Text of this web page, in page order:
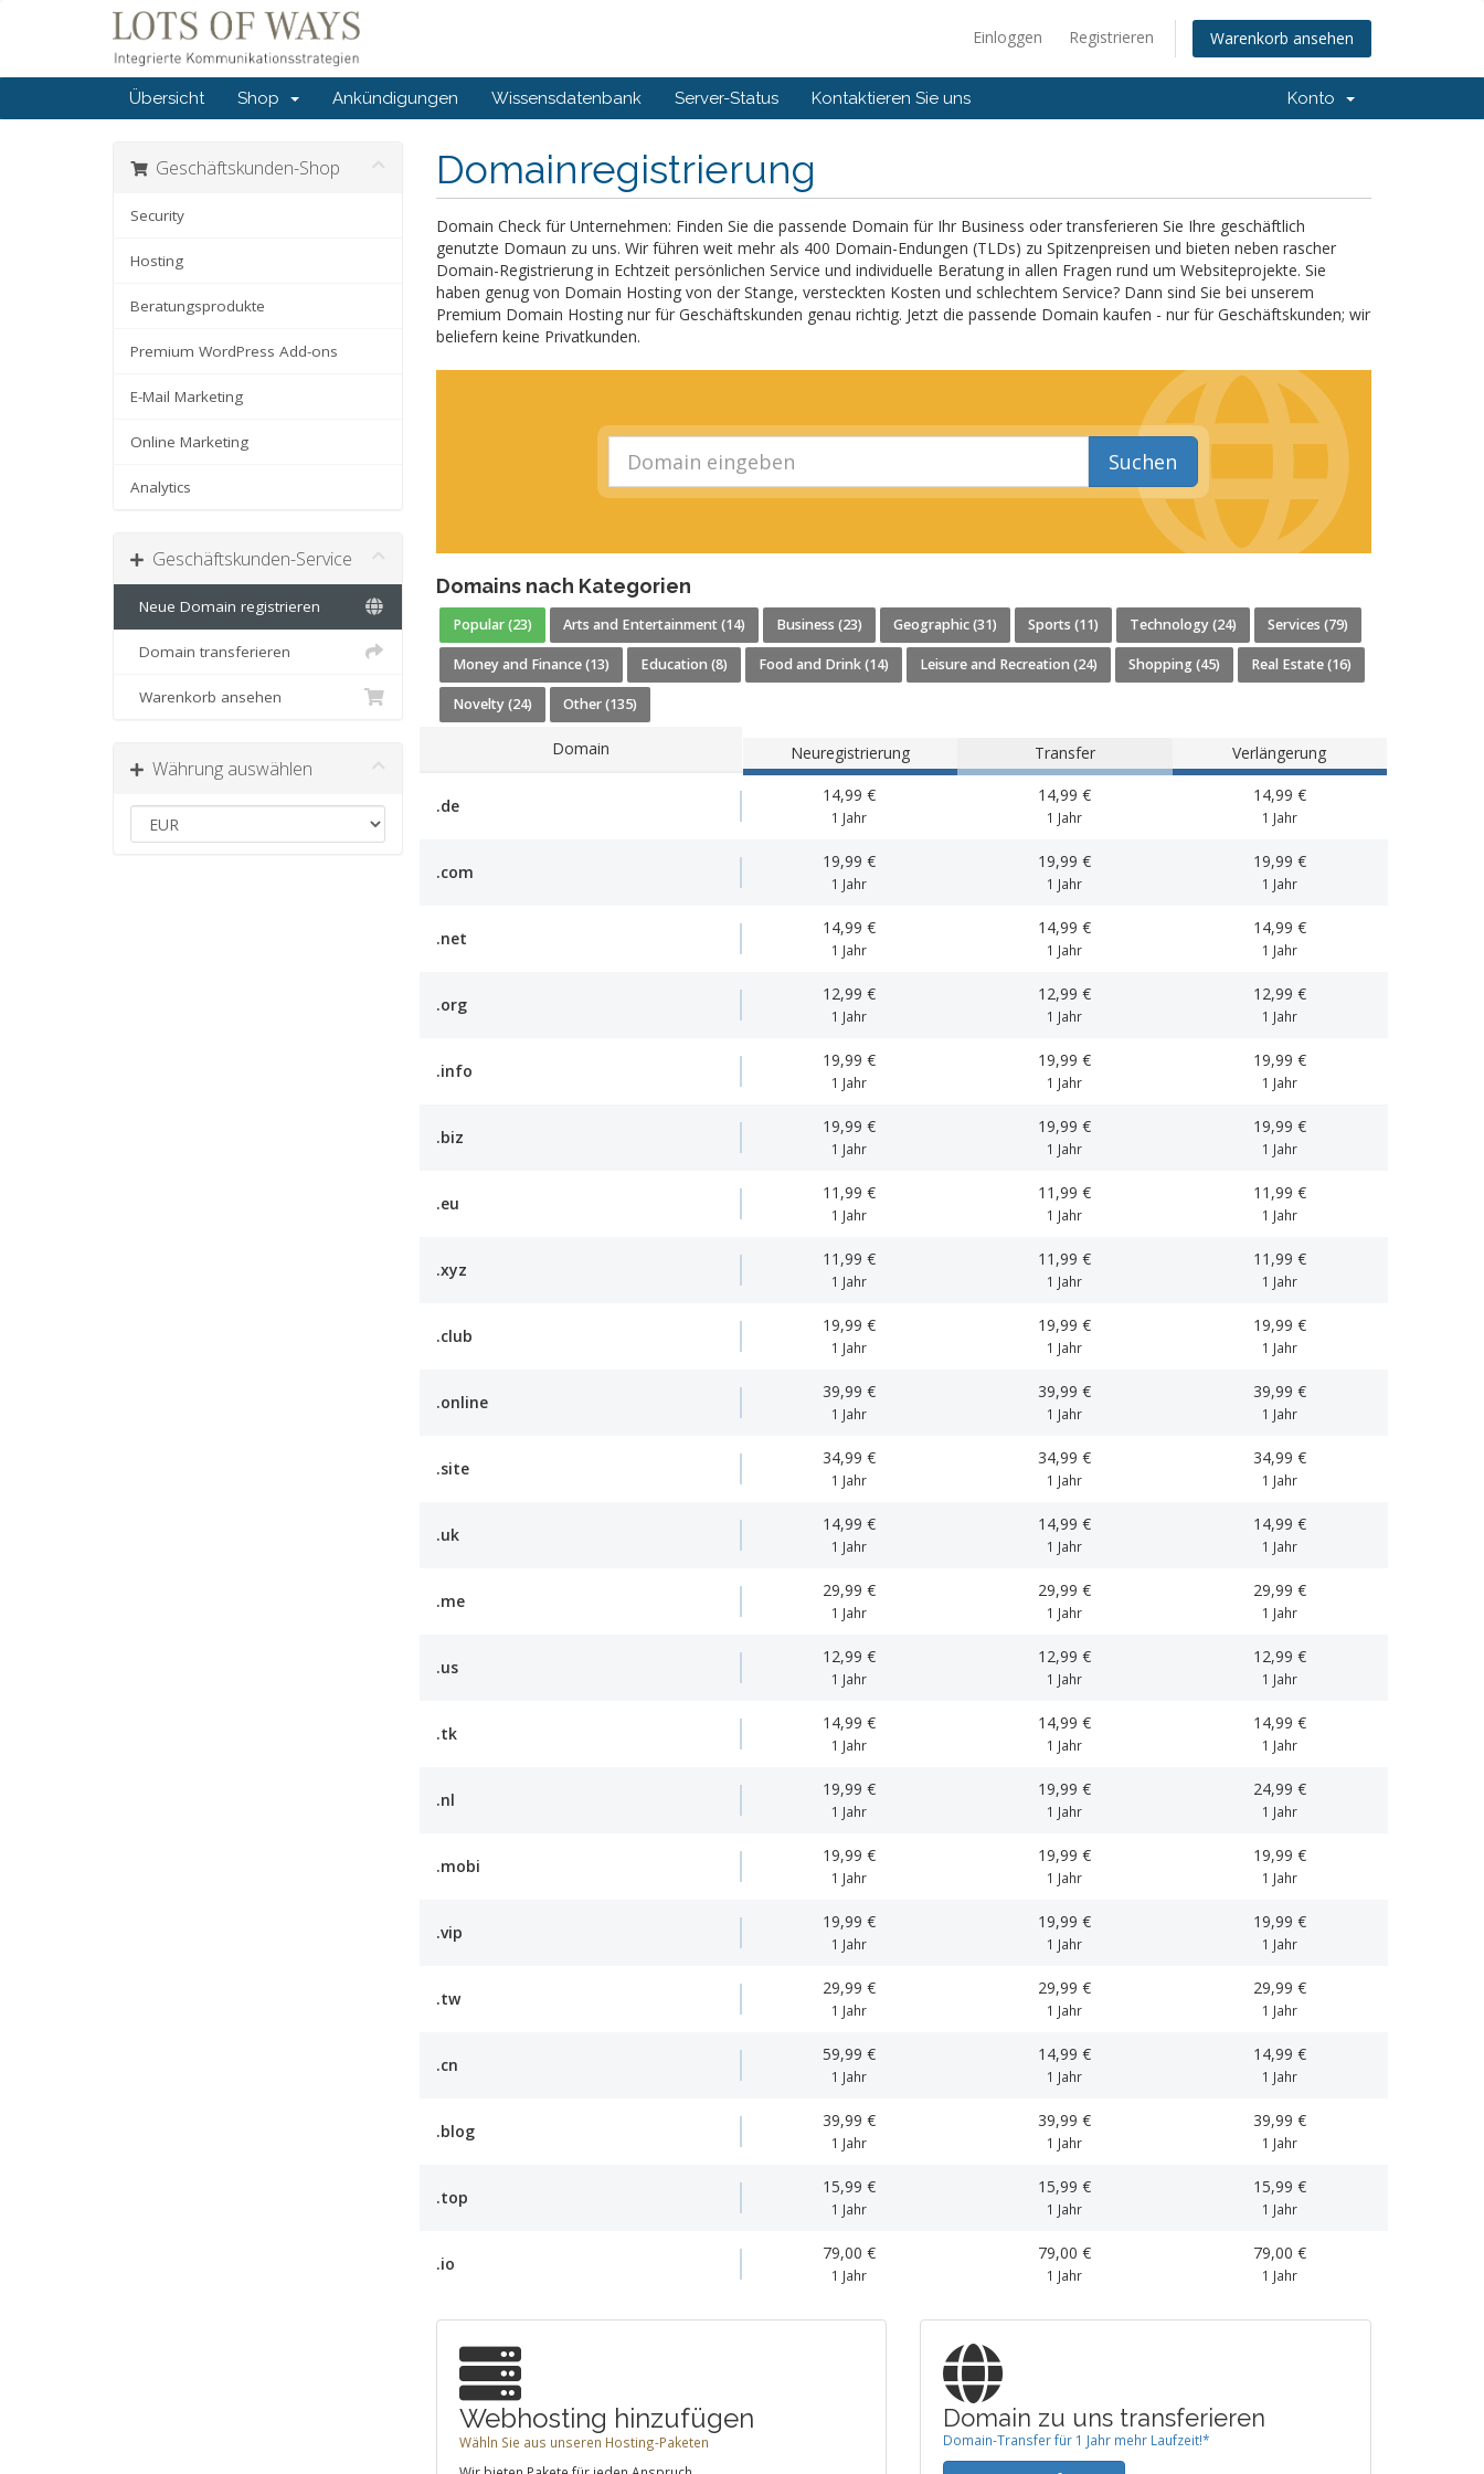
Einloggen Registrieren Warenkorb ansehen
Übersicht Shop Ankündigungen Wissensdatenbank Server-Status Kontaktieren Sie uns Konto
Geschäftskunden-Shop
Security
Hosting
Beratungsprodukte
Premium WordPress Add-ons
E-Mail Marketing
Online Marketing
Analytics
Geschäftskunden-Service
Neue Domain registrieren
Domain transferieren
Warenkorb ansehen
Währung auswählen
Domainregistrierung
Domain Check für Unternehmen: Finden Sie die passende Domain für Ihr Business oder transferieren Sie Ihre geschäftlich
genutzte Domaun zu uns. Wir führen weit mehr als 400 Domain-Endungen (TLDs) zu Spitzenpreisen und bieten neben rascher
Domain-Registrierung in Echtzeit persönlichen Service und individuelle Beratung in allen Fragen rund um Websiteprojekte. Sie
haben genug von Domain Hosting von der Stange, versteckten Kosten und schlechtem Service? Dann sind Sie bei unserem
Premium Domain Hosting nur für Geschäftskunden genau richtig. Jetzt die passende Domain kaufen - nur für Geschäftskunden; wir
beliefern keine Privatkunden.
Suchen
Domains nach Kategorien
Popular (23) Arts and Entertainment (14) Business (23) Geographic (31) Sports (11) Technology (24) Services (79)
Money and Finance (13) Education (8) Food and Drink (14) Leisure and Recreation (24) Shopping (45) Real Estate (16)
Novelty (24) Other (135)
Domain Neuregistrierung Transfer Verlängerung
.de
14,99 €
1 Jahr
14,99 €
1 Jahr
14,99 €
1 Jahr
.com
19,99 €
1 Jahr
19,99 €
1 Jahr
19,99 €
1 Jahr
.net
14,99 €
1 Jahr
14,99 €
1 Jahr
14,99 €
1 Jahr
.org
12,99 €
1 Jahr
12,99 €
1 Jahr
12,99 €
1 Jahr
.info
19,99 €
1 Jahr
19,99 €
1 Jahr
19,99 €
1 Jahr
.biz
19,99 €
1 Jahr
19,99 €
1 Jahr
19,99 €
1 Jahr
.eu
11,99 €
1 Jahr
11,99 €
1 Jahr
11,99 €
1 Jahr
.xyz
11,99 €
1 Jahr
11,99 €
1 Jahr
11,99 €
1 Jahr
.club
19,99 €
1 Jahr
19,99 €
1 Jahr
19,99 €
1 Jahr
.online
39,99 €
1 Jahr
39,99 €
1 Jahr
39,99 €
1 Jahr
.site
34,99 €
1 Jahr
34,99 €
1 Jahr
34,99 €
1 Jahr
.uk
14,99 €
1 Jahr
14,99 €
1 Jahr
14,99 €
1 Jahr
.me
29,99 €
1 Jahr
29,99 €
1 Jahr
29,99 €
1 Jahr
.us
12,99 €
1 Jahr
12,99 €
1 Jahr
12,99 €
1 Jahr
.tk
14,99 €
1 Jahr
14,99 €
1 Jahr
14,99 €
1 Jahr
.nl
19,99 €
1 Jahr
19,99 €
1 Jahr
24,99 €
1 Jahr
.mobi
19,99 €
1 Jahr
19,99 €
1 Jahr
19,99 €
1 Jahr
.vip
19,99 €
1 Jahr
19,99 €
1 Jahr
19,99 €
1 Jahr
.tw
29,99 €
1 Jahr
29,99 €
1 Jahr
29,99 €
1 Jahr
.cn
59,99 €
1 Jahr
14,99 €
1 Jahr
14,99 €
1 Jahr
.blog
39,99 €
1 Jahr
39,99 €
1 Jahr
39,99 €
1 Jahr
.top
15,99 €
1 Jahr
15,99 €
1 Jahr
15,99 €
1 Jahr
.io
79,00 €
1 Jahr
79,00 €
1 Jahr
79,00 €
1 Jahr
Webhosting hinzufügen
Wähln Sie aus unseren Hosting-Paketen
Domain zu uns transferieren
Domain-Transfer für 1 Jahr mehr Laufzeit!*